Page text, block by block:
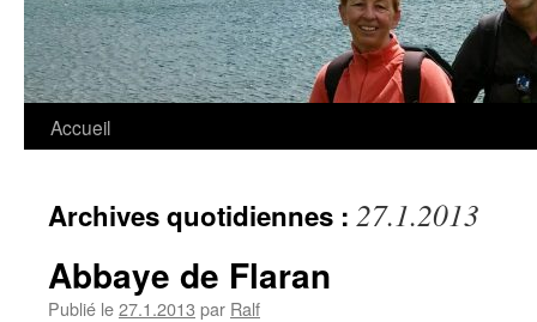
Accueil
Archives quotidiennes : 27.1.2013
Abbaye de Flaran
Publié le27.1.2013 par Ralf